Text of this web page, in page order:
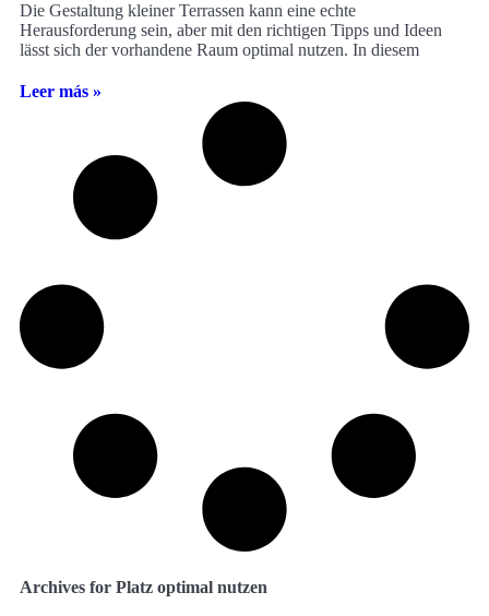
Die Gestaltung kleiner Terrassen kann eine echte
Herausforderung sein, aber mit den richtigen Tipps und Ideen
lässt sich der vorhandene Raum optimal nutzen. In diesem
Leer más »
Archives for Platz optimal nutzen